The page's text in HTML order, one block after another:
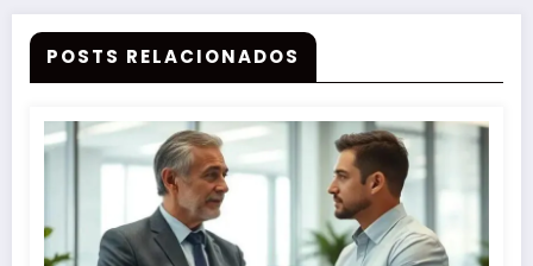
POSTS RELACIONADOS